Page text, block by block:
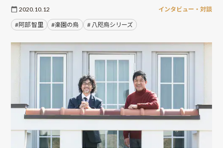
2020.10.12 インタビュー・対談
#阿部 智里 #楽園の烏 # 八咫烏シリーズ